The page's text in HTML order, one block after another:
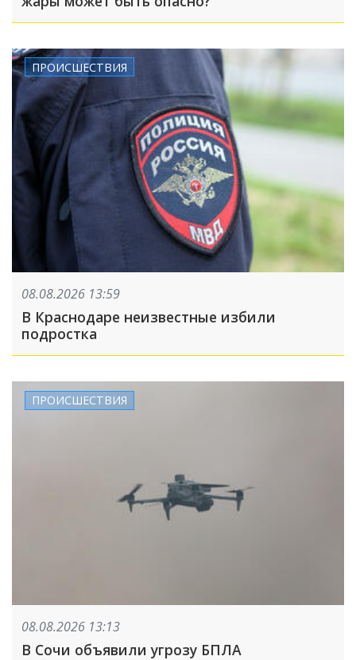
ПРОИСШЕСТВИЯ
08.08.2026 13:59
В Краснодаре неизвестные избили
подростка
ПРОИСШЕСТВИЯ
08.08.2026 13:13
В Сочи объявили угрозу БПЛА